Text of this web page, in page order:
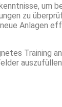
um
zu
Anlagen
Training